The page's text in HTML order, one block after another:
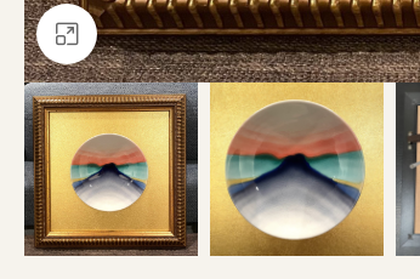
Click to enlarge